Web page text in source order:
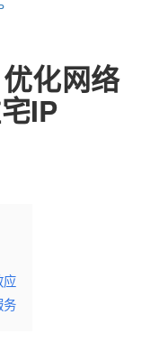
化网络
IP
应
务